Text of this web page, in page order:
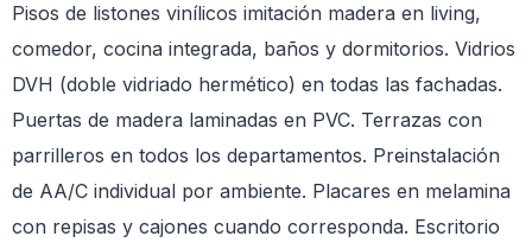
Pisos de listones vinílicos imitación madera en living,
comedor, cocina integrada, baños y dormitorios. Vidrios
DVH (doble vidriado hermético) en todas las fachadas.
Puertas de madera laminadas en PVC. Terrazas con
parrilleros en todos los departamentos. Preinstalación
de AA/C individual por ambiente. Placares en melamina
con repisas y cajones cuando corresponda. Escritorio